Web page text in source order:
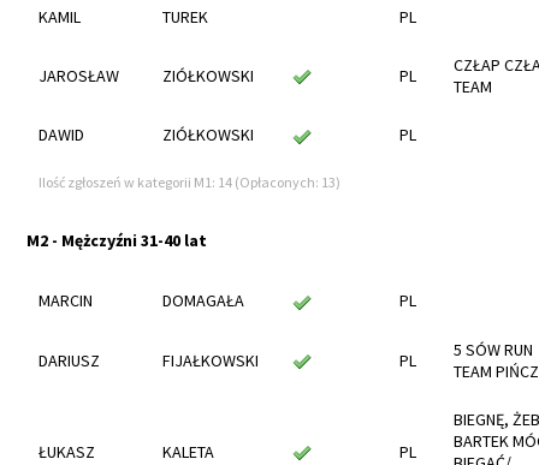
KAMIL TUREK PL
JAROSŁAW ZIÓŁKOWSKI PL
CZŁAP
TEAM
DAWID ZIÓŁKOWSKI PL
Ilość zgłoszeń w kategorii M1: 14 (Opłaconych: 13)
M2 - Mężczyźni 31-40 lat
MARCIN DOMAGAŁA PL
DARIUSZ FIJAŁKOWSKI PL
5 SÓW RUN
TEAM
ŁUKASZ KALETA PL
BIEGNĘ,
BARTEK